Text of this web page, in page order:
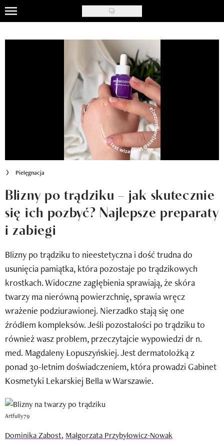
Skip
to
main
Newsy
Newsletter
Wizaz Summer Influ School
Mój profil / Zarejestruj się
Pielęgnacja
Blizny po trądziku – jak skutecznie
się ich pozbyć? Najlepsze preparaty
i zabiegi
Blizny po trądziku to nieestetyczna i dość trudna do
usunięcia pamiątka, która pozostaje po trądzikowych
krostkach. Widoczne zagłębienia sprawiają, że skóra
twarzy ma nierówną powierzchnię, sprawia wręcz
wrażenie podziurawionej. Nierzadko stają się one
źródłem kompleksów. Jeśli pozostałości po trądziku to
również wasz problem, przeczytajcie wypowiedzi dr n.
med. Magdaleny Łopuszyńskiej. Jest dermatolożką z
ponad 30-letnim doświadczeniem, która prowadzi Gabinet
Kosmetyki Lekarskiej Bella w Warszawie.
Artfully79
Dominika Zabost, Małgorzata Przybyłowicz-Nowak